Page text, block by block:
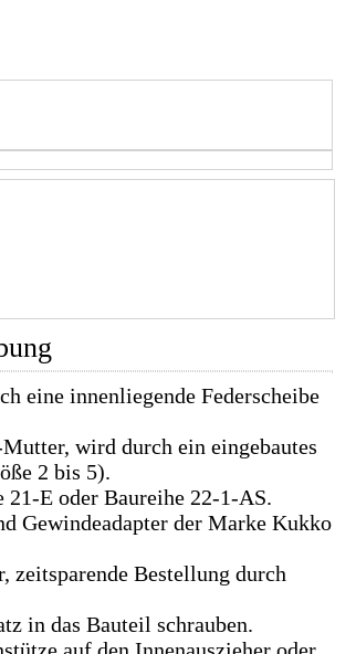
eine innenliegende Federscheibe
wird durch ein eingebautes
2 bis 5).
E oder Baureihe 22-1-AS.
Gewindeadapter der Marke Kukko
zeitsparende Bestellung durch
in das Bauteil schrauben.